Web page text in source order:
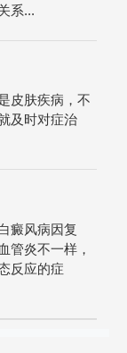
系...
皮肤疾病，不
及时对症治
癜风病因复
管炎不一样，
反应的症